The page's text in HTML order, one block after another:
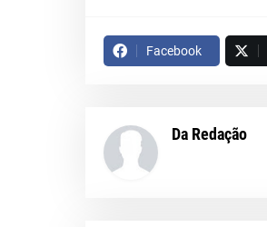
Facebook
Da Redação